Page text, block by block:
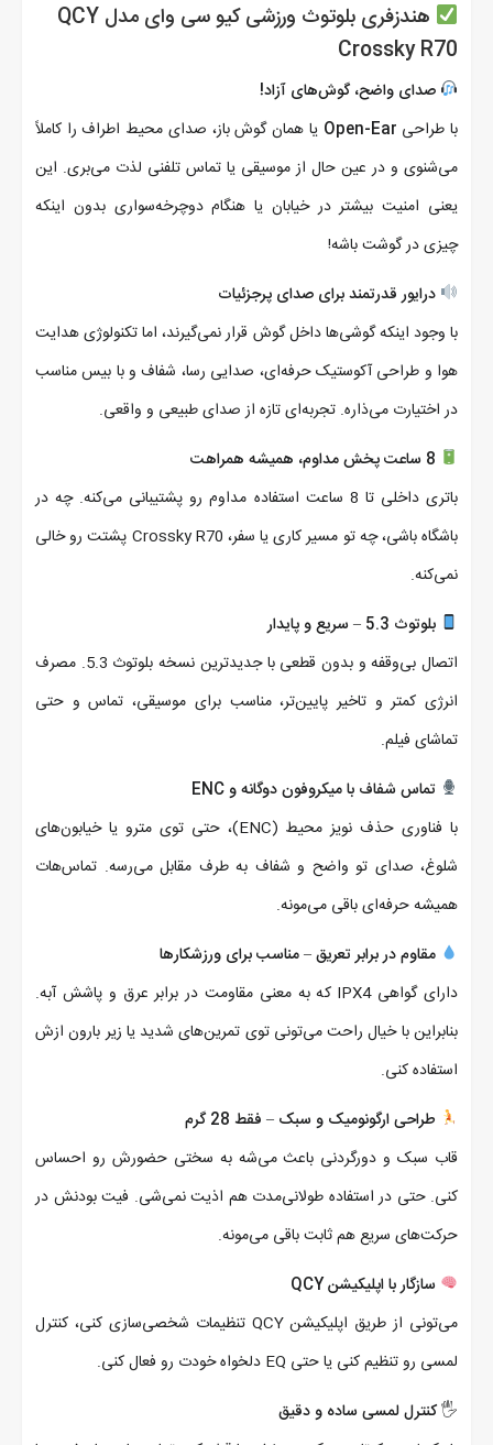
هندزفری بلوتوث ورزشی کیو سی وای مدل QCY
Crossky R70
صدای واضح، گوش‌های آزاد!
با طراحی Open-Ear یا همان گوش باز، صدای محیط اطراف را کاملاً
می‌شنوی و در عین حال از موسیقی یا تماس تلفنی لذت می‌بری. این
یعنی امنیت بیشتر در خیابان یا هنگام دوچرخه‌سواری بدون اینکه
چیزی در گوشت باشه!
درایور قدرتمند برای صدای پرجزئیات
با وجود اینکه گوشی‌ها داخل گوش قرار نمی‌گیرند، اما تکنولوژی هدایت
هوا و طراحی آکوستیک حرفه‌ای، صدایی رسا، شفاف و با بیس مناسب
در اختیارت می‌ذاره. تجربه‌ای تازه از صدای طبیعی و واقعی.
8 ساعت پخش مداوم، همیشه همراهت
باتری داخلی تا 8 ساعت استفاده مداوم رو پشتیبانی می‌کنه. چه در
باشگاه باشی، چه تو مسیر کاری یا سفر، Crossky R70 پشتت رو خالی
نمی‌کنه.
بلوتوث 5.3 – سریع و پایدار
اتصال بی‌وقفه و بدون قطعی با جدیدترین نسخه بلوتوث 5.3. مصرف
انرژی کمتر و تاخیر پایین‌تر، مناسب برای موسیقی، تماس و حتی
تماشای فیلم.
تماس شفاف با میکروفون دوگانه و ENC
با فناوری حذف نویز محیط (ENC)، حتی توی مترو یا خیابون‌های
شلوغ، صدای تو واضح و شفاف به طرف مقابل می‌رسه. تماس‌هات
همیشه حرفه‌ای باقی می‌مونه.
مقاوم در برابر تعریق – مناسب برای ورزشکارها
دارای گواهی IPX4 که به معنی مقاومت در برابر عرق و پاشش آبه.
بنابراین با خیال راحت می‌تونی توی تمرین‌های شدید یا زیر بارون ازش
استفاده کنی.
طراحی ارگونومیک و سبک – فقط 28 گرم
قاب سبک و دورگردنی باعث می‌شه به سختی حضورش رو احساس
کنی. حتی در استفاده طولانی‌مدت هم اذیت نمی‌شی. فیت بودنش در
حرکت‌های سریع هم ثابت باقی می‌مونه.
سازگار با اپلیکیشن QCY
می‌تونی از طریق اپلیکیشن QCY تنظیمات شخصی‌سازی کنی، کنترل
لمسی رو تنظیم کنی یا حتی EQ دلخواه خودت رو فعال کنی.
🖐️کنترل لمسی ساده و دقیق